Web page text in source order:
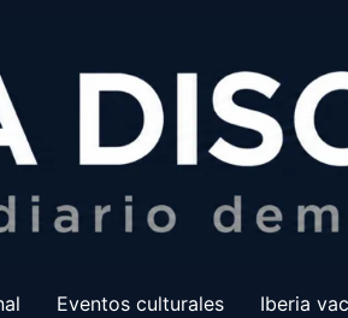
Eventos culturales Iberia